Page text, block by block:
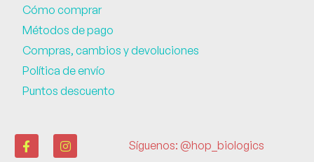
Cómo comprar
Métodos de pago
Compras, cambios y devoluciones
Política de envío
Puntos descuento
Síguenos: @hop_biologics